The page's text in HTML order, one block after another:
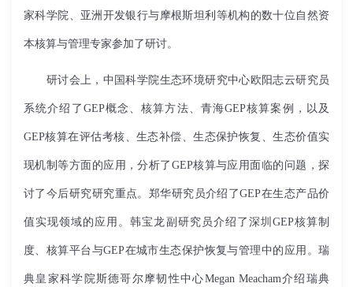
家科学院、亚洲开发银行与摩根斯坦利等机构的数十位自然资
本核算与管理专家参加了研讨。
研讨会上，中国科学院生态环境研究中心欧阳志云研究员
系统介绍了 GEP概念、核算方法、青海GEP核算案例，以及
GEP核算在评估考核、生态补偿、生态保护恢复、生态价值实
现机制等方面的应用，分析了 GEP核算与应用面临的问题，探
讨了今后研究研究重点。郑华研究员介绍了GEP在生态产品价
值实现领域的应用。韩宝龙副研究员介绍了深圳 GEP核算制
度、核算平台与GEP在城市生态保护恢复与管理中的应用。瑞
典皇家科学院斯德哥尔摩韧性中心Megan Meacham介绍瑞典